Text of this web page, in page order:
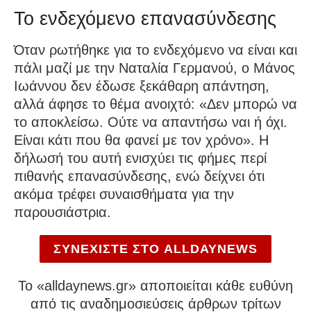
Το ενδεχόμενο επανασύνδεσης
Όταν ρωτήθηκε για το ενδεχόμενο να είναι και
πάλι μαζί με την Ναταλία Γερμανού, ο Μάνος
Ιωάννου δεν έδωσε ξεκάθαρη απάντηση,
αλλά άφησε το θέμα ανοιχτό: «Δεν μπορώ να
το αποκλείσω. Ούτε να απαντήσω ναι ή όχι.
Είναι κάτι που θα φανεί με τον χρόνο». Η
δήλωσή του αυτή ενισχύει τις φήμες περί
πιθανής επανασύνδεσης, ενώ δείχνει ότι
ακόμα τρέφει συναισθήματα για την
παρουσιάστρια.
ΣΥΝΕΧΙΣΤΕ ΣΤΟ ALLDAYNEWS
To «alldaynews.gr» αποποιείται κάθε ευθύνη
από τις αναδημοσιεύσεις άρθρων τρίτων